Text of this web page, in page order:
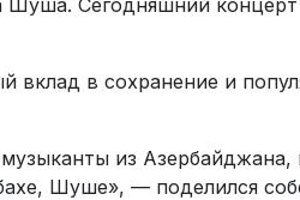
Сегодняшний
в сохранение и
из
Шуше», — поделился